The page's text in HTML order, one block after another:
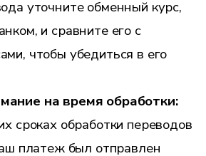
уточните обменный курс,
и сравните его с
чтобы убедиться в его
на время обработки:
сроках обработки переводов
платеж был отправлен